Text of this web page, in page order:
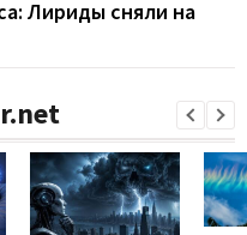
Лириды сняли на